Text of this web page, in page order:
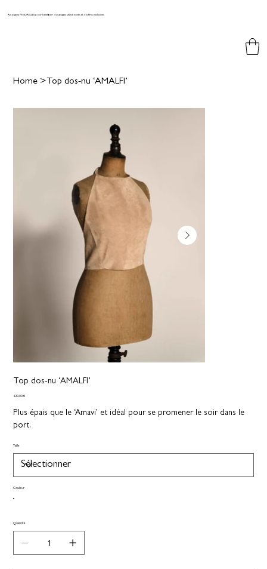
Rejoignez MAJORELLES pour bénéficier d'avantages sélectionnés et d'offres exclusives
Home >Top dos-nu ‘AMALFI’
Top dos-nu ‘AMALFI’
Prix
420,00 €
Plus épais que le ‘Amavi’ et idéal pour se promener le soir dans le
port.
Taille
Couleur
Quantité